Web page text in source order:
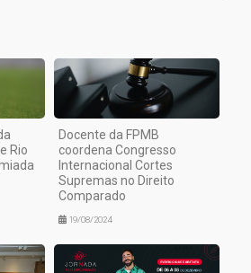
Rio
Docente da FPMB
coordena Congresso
Internacional Cortes
Supremas no Direito
Comparado
19/08/2024